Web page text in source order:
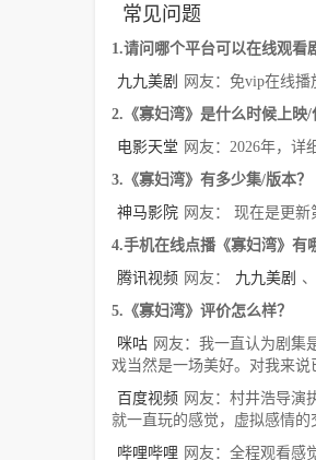
常见问题
1.请问哪个平台可以在线观看
九九美剧
网友：免vip在线播
2.《寡妇湾》是什么时候上映/
电影天堂 网友：2026年，详
3.《寡妇湾》有多少集/版本？
神马影院 网友： 现在是更新
4.手机在线点播《寡妇湾》有
腾讯视频 网友： 九九美剧 、
5.《寡妇湾》评价怎么样？
咪咕 网友：我一直认为剧集
戏当然是一场美好。对我来说
百度视频 网友：村井浩导演
就一直玩的感觉，虚拟感情的
哔哩哔哩 网友：全程观看感